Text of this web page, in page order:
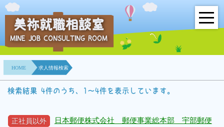
HOME
事業所紹介
相談室とは？
美祢就職相談室
MINE JOB CONSULTING ROOM
HOME 求人情報検索
検索結果 4件のうち、1～4件を表示しています。
正社員以外
日本郵便株式会社 郵便事業総本部 宇部郵便